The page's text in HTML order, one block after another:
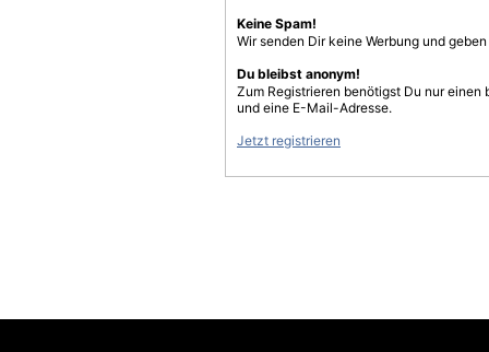
Keine Spam!
Wir senden Dir keine Werbung und
Du bleibst anonym!
Zum Registrieren benötigst Du nur einen
und eine E-Mail-Adresse.
Jetzt registrieren